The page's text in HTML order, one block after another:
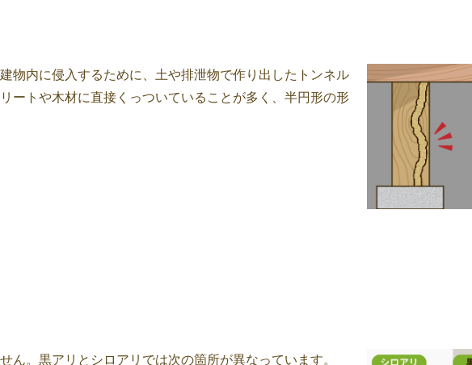
物内に侵入するために、土や排泄物で作り出したトンネル
ートや木材に直接くっついていることが多く、半円形の形
ん。黒アリとシロアリでは次の箇所が異なっています。